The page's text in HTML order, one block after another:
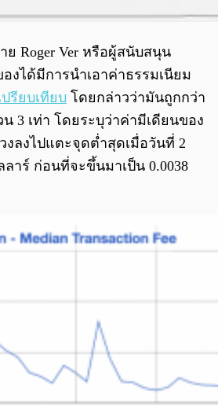
ย Roger Ver หรือผู้สนับสนุน
องได้มีการนำเอาค่าธรรมเนียม
ปรียบเทียบ โดยกล่าวว่ามันถูกกว่า
น 3 เท่า โดยระบุว่าค่ามีเดียนของ
งลงไปแตะจุดต่ำสุดเมื่อวันที่ 2
ลาร์ ก่อนที่จะขึ้นมาเป็น 0.0038